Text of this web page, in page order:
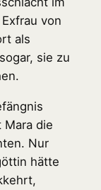
von
als
sie zu
die
Nur
hätte